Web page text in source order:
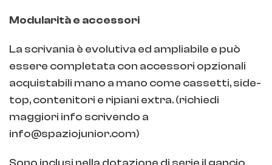
Modularità e accessori
La scrivania è evolutiva ed ampliabile e può
essere completata con accessori opzionali
acquistabili mano a mano come cassetti, side-
top, contenitori e ripiani extra. (richiedi
maggiori info scrivendo a
info@spaziojunior.com)